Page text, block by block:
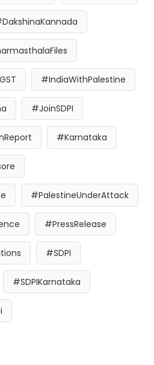
#IndiaWithPalestine
#JoinSDPI
#Karnataka
#PalestineUnderAttack
#PressRelease
#SDPI
#SDPIKarnataka